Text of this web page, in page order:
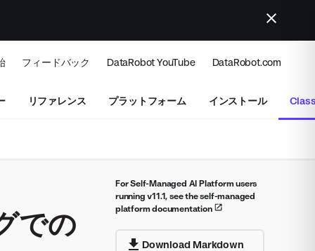
フィードバック DataRobot YouTube DataRobot.com
リファレンス プラットフォーム インストール
For Self-Managed AI Platform users
running v11.1, see the self-managed
platform documentation
Download Markdown
での